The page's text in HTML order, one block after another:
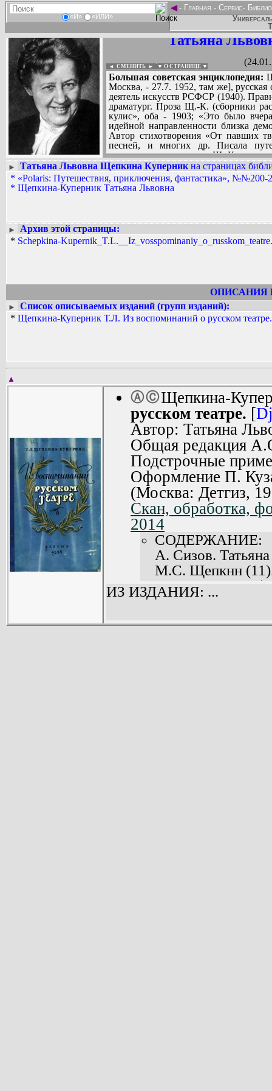
«И» «ИЛИ»
◄- Главная - Сервис-
Татьяна
◄ СМЕНИТЬ ► ▼ О СТРАНИЦЕ ▼
Большая советская энциклопедия:
Москва, - 27.7. 1952, там же], русская
деятель искусств РСФСР (1940).
драматург. Проза Щ.-К. (сборники
кулис», оба - 1903; «Это было
идейной направленности близка
Автор стихотворения «От павших
песней, и многих др. Писала
литературного наследия Щ.-К. -
де Вега, Мольер, Гольдони, Р.Б.
Вадим Ершов...
...
► Татьяна Львовна Щепкина Куперник на страницах
* «Polaris: Путешествия, приключения, фантастика», №№200-
* Щепкина-Куперник Татьяна Львовна
►
Архив этой страницы:
* Schepkina-
ОПИСАНИЯ
►
Список описываемых изданий (групп изданий):
* Щепкина-Куперник Т.Л. Из воспоминаний о русском театре.
▲
ⒶⒸЩепкина-
русском театре. [
Автор: Татьяна
Общая редакция
Подстрочные
Оформление П.
(Москва: Детгиз,
Скан, обработка,
2014
СОДЕРЖАНИЕ:
А. Сизов.
М.С. Щепкнн
М.Н. Ермолова
Малый театр (71).
Иллюстрации
ИЗ ИЗДАНИЯ: ...